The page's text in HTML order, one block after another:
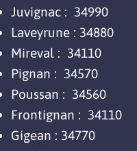
Juvignac : 34990
Laveyrune : 34880
Mireval : 34110
Pignan : 34570
Poussan : 34560
Frontignan : 34110
Gigean : 34770